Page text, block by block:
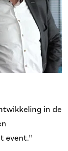
in de
event."